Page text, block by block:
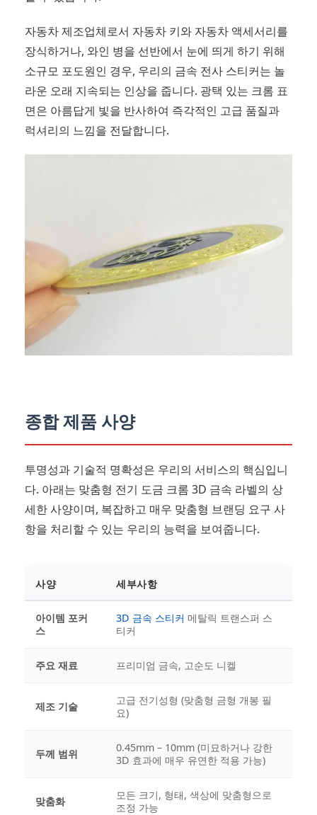
자동차 제조업체로서 자동차 키와 자동차 액세서리를
장식하거나, 와인 병을 선반에서 눈에 띄게 하기 위해
소규모 포도원인 경우, 우리의 금속 전사 스티커는 놀
라운 오래 지속되는 인상을 줍니다. 광택 있는 크롬 표
면은 아름답게 빛을 반사하여 즉각적인 고급 품질과
럭셔리의 느낌을 전달합니다.
종합 제품 사양
투명성과 기술적 명확성은 우리의 서비스의 핵심입니
다. 아래는 맞춤형 전기 도금 크롬 3D 금속 라벨의 상
세한 사양이며, 복잡하고 매우 맞춤형 브랜딩 요구 사
항을 처리할 수 있는 우리의 능력을 보여줍니다.
사양 세부사항
아이템 포커
스
3D 금속 스티커 메탈릭 트랜스퍼 스
티커
주요 재료 프리미엄 금속, 고순도 니켈
제조 기술
고급 전기성형 (맞춤형 금형 개봉 필
요)
두께 범위
0.45mm – 10mm (미묘하거나 강한
3D 효과에 매우 유연한 적용 가능)
맞춤화
모든 크기, 형태, 색상에 맞춤형으로
조정 가능